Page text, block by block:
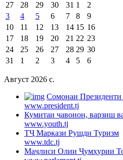
27
28 29 30 31 1
2
3
4 5 6 7 8
9
10
11 12 13 14 15 16
17
18 19 20 21 22 23
24
25 26 27 28 29 30
31
1 2 3 4 5 6
Август 2026 c.
Cомонаи
www.president.tj
Кумитаи ҷавонон, варзиш
www.youth.tj
ТҶ Маркази Рушди Туризм
www.tdc.tj
Маҷлиси Олии Ҷумҳурии